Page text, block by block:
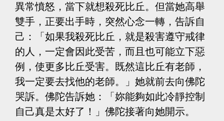
異常憤怒，當下就想殺死比丘。但當她高舉
雙手，正要出手時，突然心念一轉，告訴自
己：「如果我殺死比丘，就是殺害遵守戒律
的人，一定會因此受苦，而且也可能立下惡
例，使更多比丘受害。既然這比丘有老師，
我一定要去找他的老師。」她就前去向佛陀
哭訴。佛陀告訴她：「妳能夠如此冷靜控制
自己真是太好了！」佛陀接著向她開示。